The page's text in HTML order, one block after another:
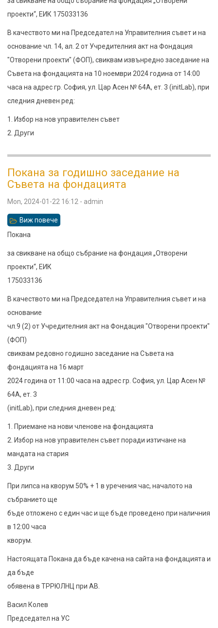
на
Съвета
на
Фондация
Отворени
Проекти
проекти“, ЕИК 175033136
В качеството ми на Председател на Управителния съвет и на
основание чл. 14, ал. 2 от Учредителния акт на Фондация
"Отворени проекти" (ФОП), свиквам извънредно заседание на
Съвета на фондацията на 10 ноември 2024 година от 14:00
часа на адрес гр. София, ул. Цар Асен № 64А, ет. 3 (initLab), при
следния дневен ред:
1. Избор на нов управителен съвет
2. Други
Покана за годишно заседание на
Съвета на фондацията
Mon, 2024-01-22 16:12 - admin
Виж повече
Съвета
фондацията
Покана
за свикване на общо събрание на фондация „Отворени
проекти“, ЕИК
175033136
В качеството ми на Председател на Управителния съвет и на
основание
чл.9 (2) от Учредителния акт на Фондация "Отворени проекти"
(ФОП)
свиквам редовно годишно заседание на Съвета на
фондацията на 16 март
2024 година от 11:00 часа на адрес гр. София, ул. Цар Асен №
64А, ет. 3
(initLab), при следния дневен ред:
1. Приемане на нови членове на фондацията
2. Избор на нов управителен съвет поради изтичане на
мандата на стария
3. Други
При липса на кворум 50% + 1 в уречения час, началото на
събранието ще
бъде отложено с един час и ще бъде проведено при наличния
в 12:00 часа
кворум.
Настоящата Покана да бъде качена на сайта на фондацията и
да бъде
обявена в ТРРЮЛНЦ при АВ.
Васил Колев
Председател на УС